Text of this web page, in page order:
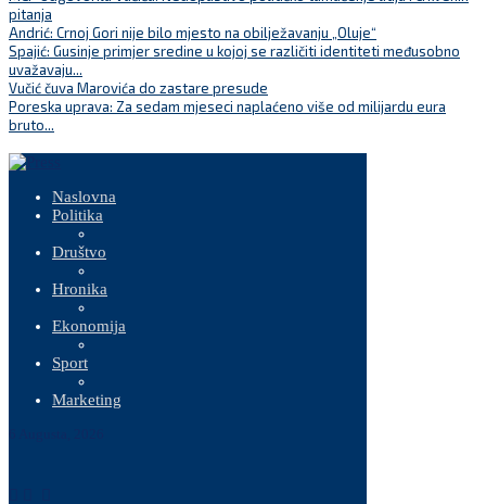
pitanja
Andrić: Crnoj Gori nije bilo mjesto na obilježavanju „Oluje“
Spajić: Gusinje primjer sredine u kojoj se različiti identiteti međusobno
uvažavaju...
Vučić čuva Marovića do zastare presude
Poreska uprava: Za sedam mjeseci naplaćeno više od milijardu eura
bruto...
Naslovna
Politika
Društvo
Hronika
Ekonomija
Sport
Marketing